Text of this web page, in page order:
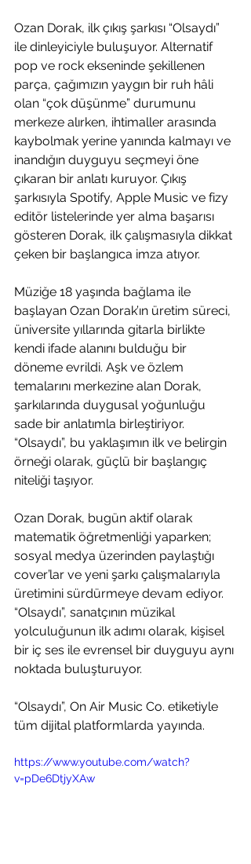
Ozan Dorak, ilk çıkış şarkısı “Olsaydı”
ile dinleyiciyle buluşuyor. Alternatif
pop ve rock ekseninde şekillenen
parça, çağımızın yaygın bir ruh hâli
olan “çok düşünme” durumunu
merkeze alırken, ihtimaller arasında
kaybolmak yerine yanında kalmayı ve
inandığın duyguyu seçmeyi öne
çıkaran bir anlatı kuruyor. Çıkış
şarkısıyla Spotify, Apple Music ve fizy
editör listelerinde yer alma başarısı
gösteren Dorak, ilk çalışmasıyla dikkat
çeken bir başlangıca imza atıyor.
Müziğe 18 yaşında bağlama ile
başlayan Ozan Dorak’ın üretim süreci,
üniversite yıllarında gitarla birlikte
kendi ifade alanını bulduğu bir
döneme evrildi. Aşk ve özlem
temalarını merkezine alan Dorak,
şarkılarında duygusal yoğunluğu
sade bir anlatımla birleştiriyor.
“Olsaydı”, bu yaklaşımın ilk ve belirgin
örneği olarak, güçlü bir başlangıç
niteliği taşıyor.
Ozan Dorak, bugün aktif olarak
matematik öğretmenliği yaparken;
sosyal medya üzerinden paylaştığı
cover’lar ve yeni şarkı çalışmalarıyla
üretimini sürdürmeye devam ediyor.
“Olsaydı”, sanatçının müzikal
yolculuğunun ilk adımı olarak, kişisel
bir iç ses ile evrensel bir duyguyu aynı
noktada buluşturuyor.
“Olsaydı”, On Air Music Co. etiketiyle
tüm dijital platformlarda yayında.
https://www.youtube.com/watch?
v=pDe6DtjyXAw